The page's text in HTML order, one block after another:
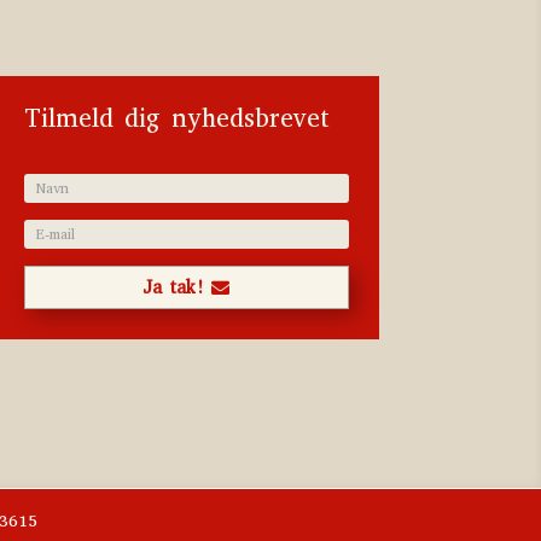
Tilmeld dig nyhedsbrevet
Ja tak!